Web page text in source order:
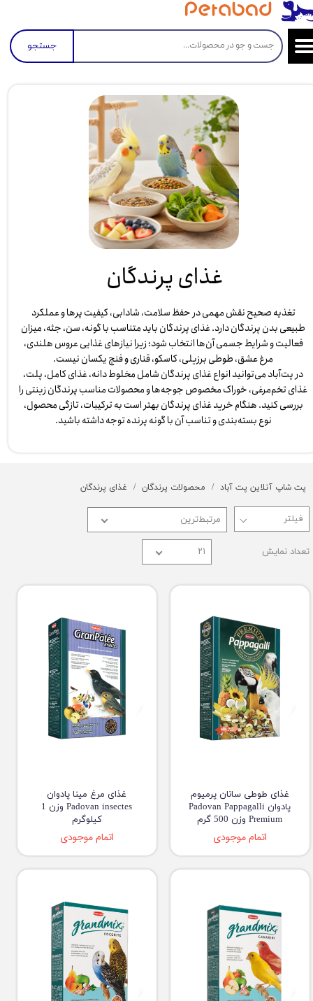
جستجو
تغذیه صحیح نقش مهمی در حفظ سلامت، شادابی، کیفیت پرها و عملکرد
طبیعی بدن پرندگان دارد. غذای پرندگان باید متناسب با گونه، سن، جثه، میزان
فعالیت و شرایط جسمی آن‌ها انتخاب شود؛ زیرا نیازهای غذایی عروس هلندی،
مرغ عشق، طوطی برزیلی، کاسکو، قناری و فنچ یکسان نیست.
در پت‌آباد می‌توانید انواع غذای پرندگان شامل مخلوط دانه، غذای کامل، پلت،
غذای تخم‌مرغی، خوراک مخصوص جوجه‌ها و محصولات مناسب پرندگان زینتی را
بررسی کنید. هنگام خرید غذای پرندگان بهتر است به ترکیبات، تازگی محصول،
نوع بسته‌بندی و تناسب آن با گونه پرنده توجه داشته باشید.
غذای پرندگان
پت شاپ آنلاین پت آباد محصولات پرندگان غذای پرندگان
مرتبط‌ترین
تعداد نمایش ۲۱
غذای طوطی سانان پرمیوم
پادوان Padovan Pappagalli
Premium وزن 500 گرم
اتمام موجودی
غذای مرغ مینا پادوان
Padovan insectes وزن 1
کیلوگرم
اتمام موجودی